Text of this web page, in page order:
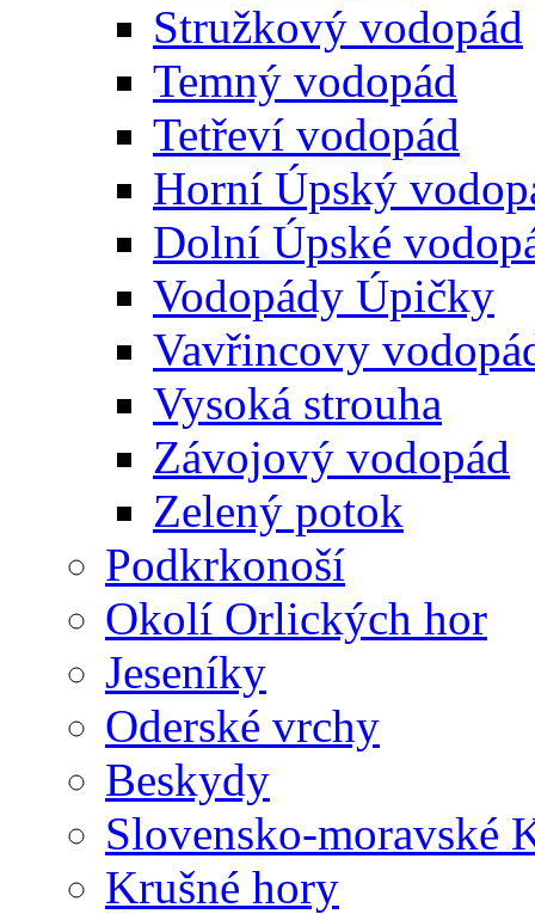
Stružkový vodopád
Temný vodopád
Tetřeví vodopád
Horní Úpský
Dolní Úpské
Vodopády Úpičky
Vavřincovy
Vysoká strouha
Závojový vodopád
Zelený potok
Podkrkonoší
Okolí Orlických hor
Jeseníky
Oderské vrchy
Beskydy
Slovensko-moravské
Krušné hory